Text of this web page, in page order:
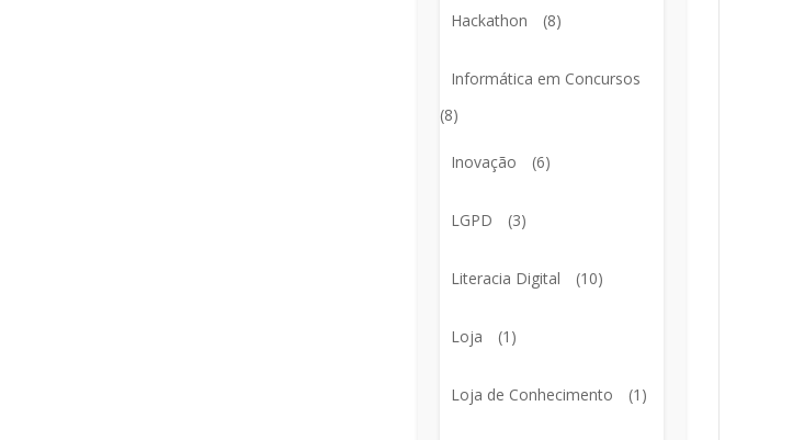
Hackathon (8)
Informática em Concursos
(8)
Inovação (6)
LGPD (3)
Literacia Digital (10)
Loja (1)
Loja de Conhecimento (1)